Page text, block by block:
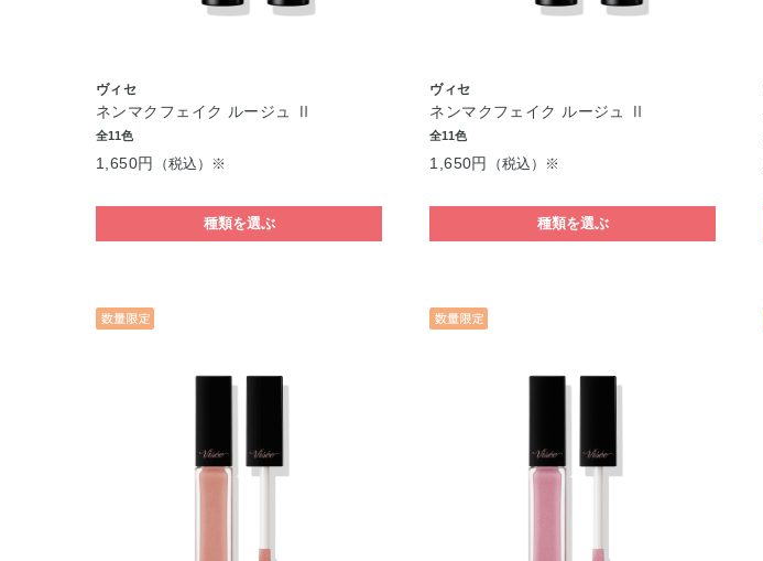
ヴィセ
ネンマクフェイク ルージュ Ⅱ
全11色
1,650円 （税込）※
種類を選ぶ
ヴィセ
ネンマクフェイク ルージュ Ⅱ
全11色
1,650円 （税込）※
種類を選ぶ